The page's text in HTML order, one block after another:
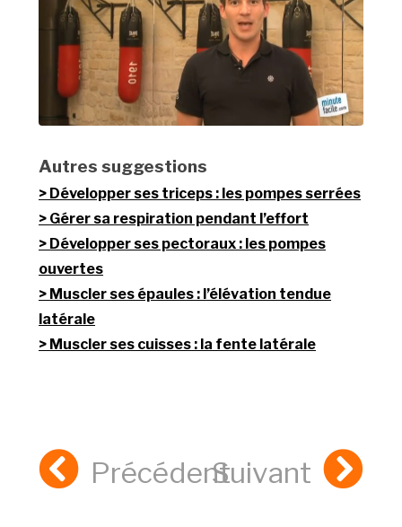
Autres suggestions
Développer ses triceps : les pompes serrées
Gérer sa respiration pendant l’effort
Développer ses pectoraux : les pompes
ouvertes
Muscler ses épaules : l’élévation tendue
latérale
Muscler ses cuisses : la fente latérale
PrécédentSuivant